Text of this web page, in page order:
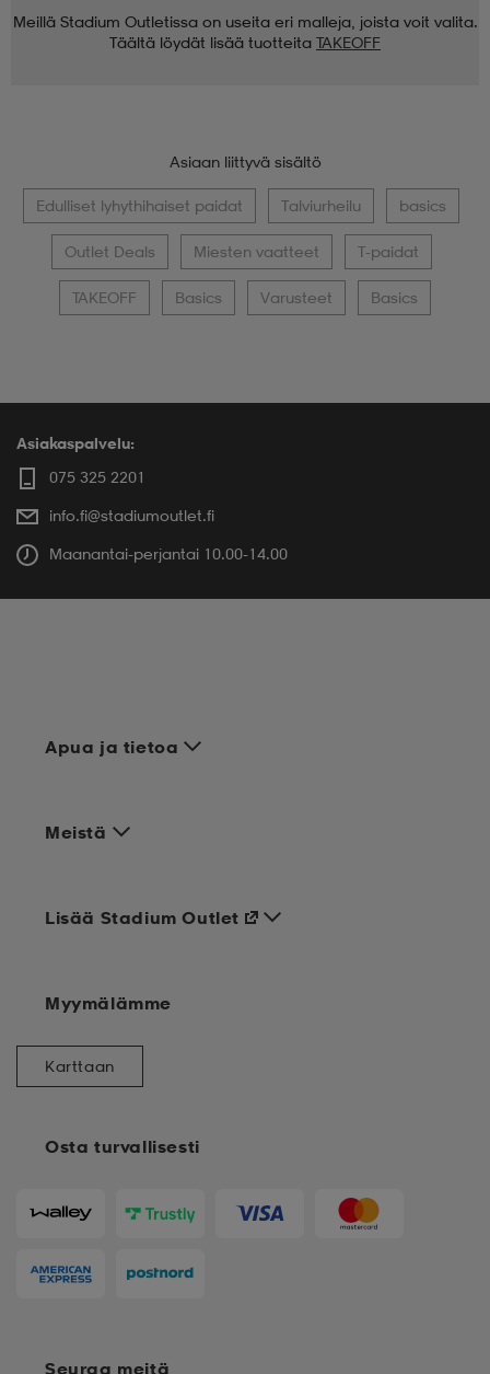
Meillä Stadium Outletissa on useita eri malleja, joista voit valita.
Täältä löydät lisää tuotteita TAKEOFF
Asiaan liittyvä sisältö
Edulliset lyhythihaiset paidat Talviurheilu basics
Outlet Deals Miesten vaatteet T-paidat
TAKEOFF Basics Varusteet Basics
Asiakaspalvelu:
075 325 2201
info.fi@stadiumoutlet.fi
Maanantai-perjantai 10.00-14.00
Apua ja tietoa
Meistä
Osta turvallisesti
Lisää Stadium Outlet
Myymälämme
Karttaan
Seuraa meitä